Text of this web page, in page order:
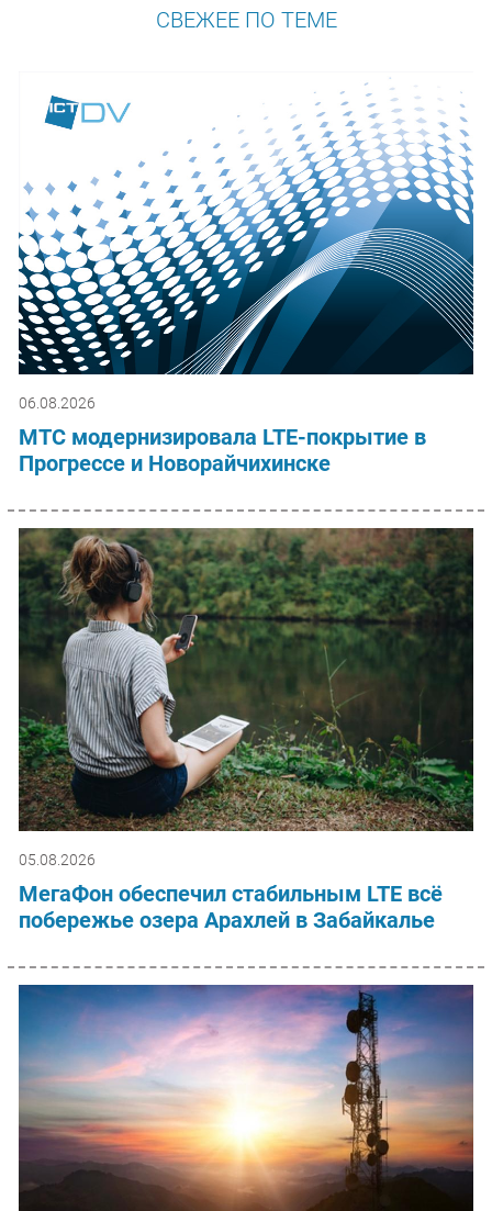
СВЕЖЕЕ ПО ТЕМЕ
06.08.2026
МТС модернизировала LTE-покрытие в
Прогрессе и Новорайчихинске
05.08.2026
МегаФон обеспечил стабильным LTE всё
побережье озера Арахлей в Забайкалье